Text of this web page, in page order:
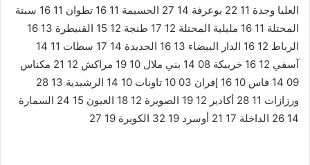
العليا وجدة 11 22 بوعرفة 14 27 الحسيمة 11 16 تطوان 11 16 سبتة
المحتلة 11 16 مليلية المحتلة 12 17 طنجة 12 15 القنيطرة 13 16
الرباط 12 16 الدار البيضاء 13 16 الجديدة 14 17 سطات 11 14
آسفي 12 16 خريبكة 08 14 بني ملال 10 19 مراكش 12 21 مكناس
09 14 فاس 10 16 إفران 03 10 تاونات 10 14 الرشيدية 13 28
ورزازات 11 28 أكادير 12 19 الصويرة 12 18 العيون 15 24 السمارة
14 26 الداخلة 17 21 أوسرد 19 32 الكويرة 19 27